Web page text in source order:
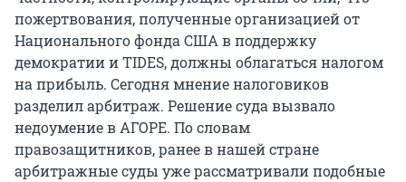
пожертвования, полученные организацией от
Национального фонда США в поддержку
демократии и TIDES, должны облагаться налогом
на прибыль. Сегодня мнение налоговиков
разделил арбитраж. Решение суда вызвало
недоумение в АГОРЕ. По словам
правозащитников, ранее в нашей стране
арбитражные суды уже рассматривали подобные